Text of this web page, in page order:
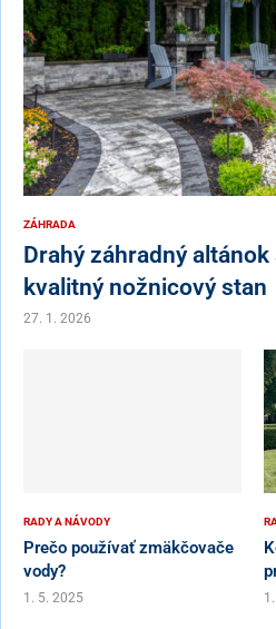
ZÁHRADA
Drahý záhradný
kvalitný nožnicový stan
27. 1. 2026
RADY A NÁVODY
Prečo používať zmäkčovače
vody?
1. 5. 2025